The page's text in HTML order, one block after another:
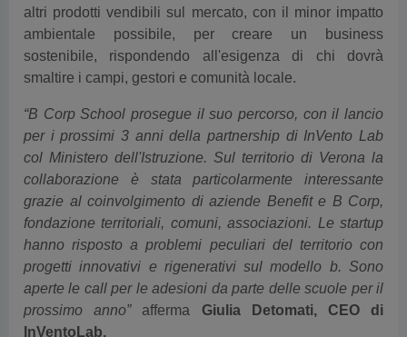
altri prodotti vendibili sul mercato, con il minor impatto
ambientale possibile, per creare un business
sostenibile, rispondendo all'esigenza di chi dovrà
smaltire i campi, gestori e comunità locale.
“B Corp School prosegue il suo percorso, con il lancio
per i prossimi 3 anni della partnership di InVento Lab
col Ministero dell'Istruzione. Sul territorio di Verona la
collaborazione è stata particolarmente interessante
grazie al coinvolgimento di aziende Benefit e B Corp,
fondazione territoriali, comuni, associazioni. Le startup
hanno risposto a problemi peculiari del territorio con
progetti innovativi e rigenerativi sul modello b. Sono
aperte le call per le adesioni da parte delle scuole per il
prossimo anno” afferma Giulia Detomati, CEO di
InVentoLab.